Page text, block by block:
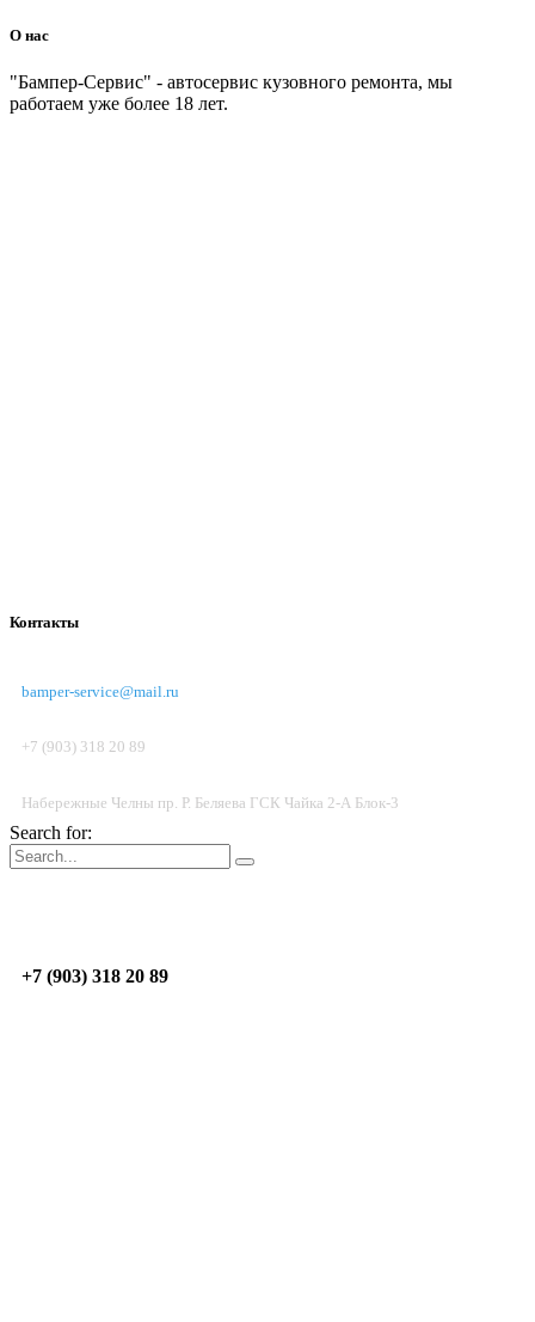
О нас
"Бампер-Сервис" - автосервис кузовного ремонта, мы
работаем уже более 18 лет.
Контакты
bamper-service@mail.ru
+7 (903) 318 20 89
Набережные Челны пр. Р. Беляева ГСК Чайка 2-А Блок-3
Search for:
+7 (903) 318 20 89